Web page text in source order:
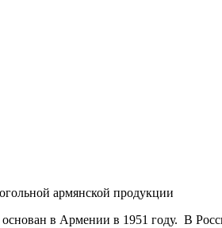
армянской продукции
в Армении в 1951 году. В